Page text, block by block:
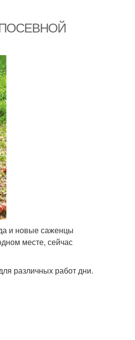
ПОСЕВНОЙ
и новые саженцы
месте, сейчас
различных работ дни.